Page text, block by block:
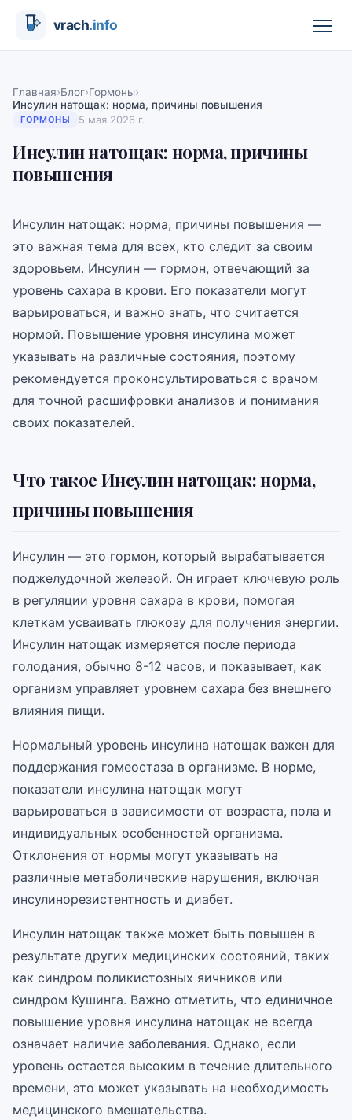
Главная›Блог›Гормоны›
Инсулин натощак: норма, причины повышения
ГОРМОНЫ 5 мая 2026 г.
Инсулин натощак: норма, причины
повышения
Инсулин натощак: норма, причины повышения —
это важная тема для всех, кто следит за своим
здоровьем. Инсулин — гормон, отвечающий за
уровень сахара в крови. Его показатели могут
варьироваться, и важно знать, что считается
нормой. Повышение уровня инсулина может
указывать на различные состояния, поэтому
рекомендуется проконсультироваться с врачом
для точной расшифровки анализов и понимания
своих показателей.
Что такое Инсулин натощак: норма,
причины повышения
Инсулин — это гормон, который вырабатывается
поджелудочной железой. Он играет ключевую роль
в регуляции уровня сахара в крови, помогая
клеткам усваивать глюкозу для получения энергии.
Инсулин натощак измеряется после периода
голодания, обычно 8-12 часов, и показывает, как
организм управляет уровнем сахара без внешнего
влияния пищи.
Нормальный уровень инсулина натощак важен для
поддержания гомеостаза в организме. В норме,
показатели инсулина натощак могут
варьироваться в зависимости от возраста, пола и
индивидуальных особенностей организма.
Отклонения от нормы могут указывать на
различные метаболические нарушения, включая
инсулинорезистентность и диабет.
Инсулин натощак также может быть повышен в
результате других медицинских состояний, таких
как синдром поликистозных яичников или
синдром Кушинга. Важно отметить, что единичное
повышение уровня инсулина натощак не всегда
означает наличие заболевания. Однако, если
уровень остается высоким в течение длительного
времени, это может указывать на необходимость
медицинского вмешательства.